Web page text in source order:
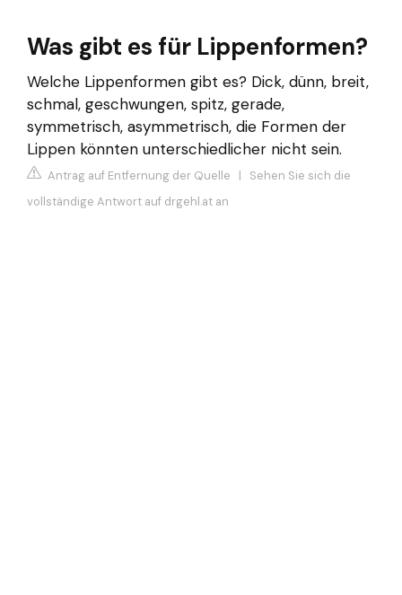
Was gibt es für Lippenformen?
Welche Lippenformen gibt es? Dick, dünn, breit,
schmal, geschwungen, spitz, gerade,
symmetrisch, asymmetrisch, die Formen der
Lippen könnten unterschiedlicher nicht sein.
Antrag auf Entfernung der Quelle | Sehen Sie sich die
vollständige Antwort auf drgehl.at an